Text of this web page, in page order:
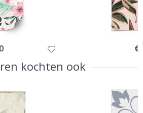
kochten ook